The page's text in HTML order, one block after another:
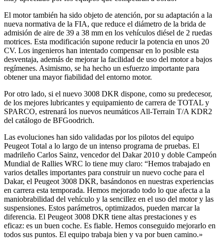
El motor también ha sido objeto de atención, por su adaptación a la
nueva normativa de la FIA, que reduce el diámetro de la brida de
admisión de aire de 39 a 38 mm en los vehículos diésel de 2 ruedas
motrices. Esta modificación supone reducir la potencia en unos 20
CV. Los ingenieros han intentado compensar en lo posible esta
desventaja, además de mejorar la facilidad de uso del motor a bajos
regímenes. Asimismo, se ha hecho un esfuerzo importante para
obtener una mayor fiabilidad del entorno motor.
Por otro lado, si el nuevo 3008 DKR dispone, como su predecesor,
de los mejores lubricantes y equipamiento de carrera de TOTAL y
SPARCO, estrenará los nuevos neumáticos All-Terrain T/A KDR2
del catálogo de BFGoodrich.
Las evoluciones han sido validadas por los pilotos del equipo
Peugeot Total a lo largo de un intenso programa de pruebas. El
madrileño Carlos Sainz, vencedor del Dakar 2010 y doble Campeón
Mundial de Rallies WRC lo tiene muy claro: “Hemos trabajado en
varios detalles importantes para construir un nuevo coche para el
Dakar, el Peugeot 3008 DKR, basándonos en nuestras experiencias
en carrera esta temporada. Hemos mejorado todo lo que afecta a la
maniobrabilidad del vehículo y la sencillez en el uso del motor y las
suspensiones. Estos parámetros, optimizados, pueden marcar la
diferencia. El Peugeot 3008 DKR tiene altas prestaciones y es
eficaz: es un buen coche. Es fiable. Hemos conseguido mejorarlo en
todos sus puntos. El equipo trabaja bien y va por buen camino.»